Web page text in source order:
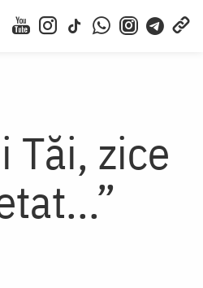
Tăi, zice